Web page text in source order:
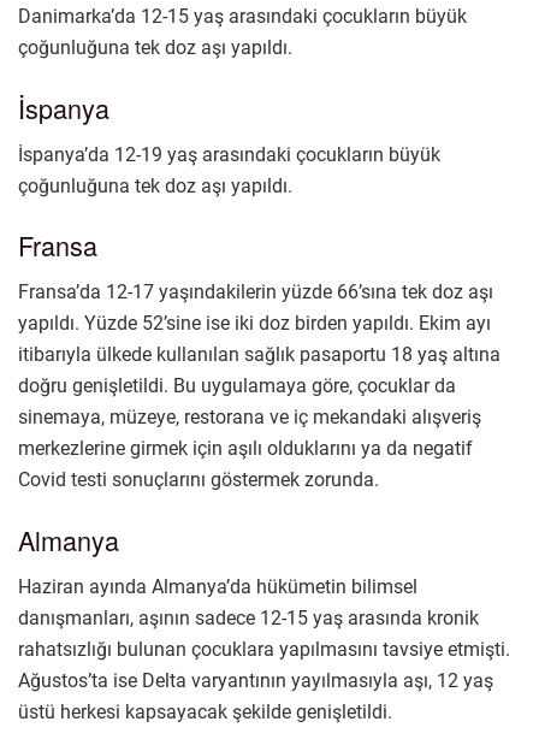
Danimarka’da 12-15 yaş arasındaki çocukların büyük
çoğunluğuna tek doz aşı yapıldı.
İspanya
İspanya’da 12-19 yaş arasındaki çocukların büyük
çoğunluğuna tek doz aşı yapıldı.
Fransa
Fransa’da 12-17 yaşındakilerin yüzde 66’sına tek doz aşı
yapıldı. Yüzde 52’sine ise iki doz birden yapıldı. Ekim ayı
itibarıyla ülkede kullanılan sağlık pasaportu 18 yaş altına
doğru genişletildi. Bu uygulamaya göre, çocuklar da
sinemaya, müzeye, restorana ve iç mekandaki alışveriş
merkezlerine girmek için aşılı olduklarını ya da negatif
Covid testi sonuçlarını göstermek zorunda.
Almanya
Haziran ayında Almanya’da hükümetin bilimsel
danışmanları, aşının sadece 12-15 yaş arasında kronik
rahatsızlığı bulunan çocuklara yapılmasını tavsiye etmişti.
Ağustos’ta ise Delta varyantının yayılmasıyla aşı, 12 yaş
üstü herkesi kapsayacak şekilde genişletildi.